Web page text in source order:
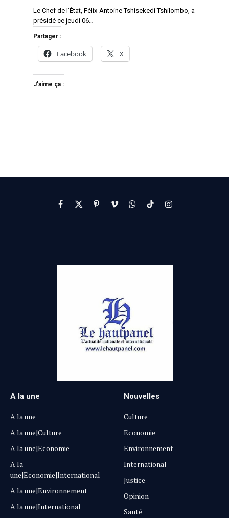
Le Chef de l’État, Félix-Antoine Tshisekedi Tshilombo, a
présidé ce jeudi 06…
Partager :
Facebook X
J’aime ça :
Facebook
X
(Twitter)
PinterestVimeoWhatsApp
TikTokInstagram
A la une
A la une
A la une|Culture
A la une|Economie
A la
une|Economie|International
A la une|Environnement
A la une|International
Nouvelles
Culture
Economie
Environnement
International
Justice
Opinion
Santé